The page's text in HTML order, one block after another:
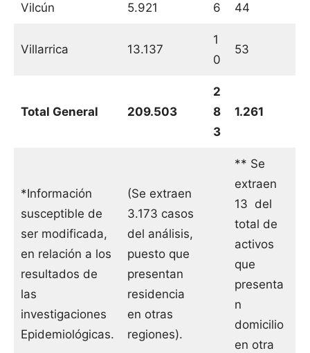
Vilcún 5.921 6 44
Villarrica 13.137
1
0
53
Total General 209.503
2
8
3
1.261
*Información
susceptible de
ser modificada,
en relación a los
resultados de
las
investigaciones
Epidemiológicas.
(Se extraen
3.173 casos
del análisis,
puesto que
presentan
residencia
en otras
regiones).
** Se
extraen
13 del
total de
activos
que
presenta
n
domicilio
en otra